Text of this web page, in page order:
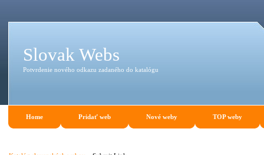
Slovak Webs
Potvrdenie nového odkazu zadaného do katalógu
Home Pridať web Nové weby TOP weby